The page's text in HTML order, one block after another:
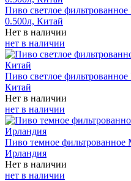
Пиво светлое
0.500л, Китай
Нет в наличии
нет в наличии
Пиво светлое
Китай
Нет в наличии
нет в наличии
Пиво темное фильтрованное
Ирландия
Нет в наличии
нет в наличии